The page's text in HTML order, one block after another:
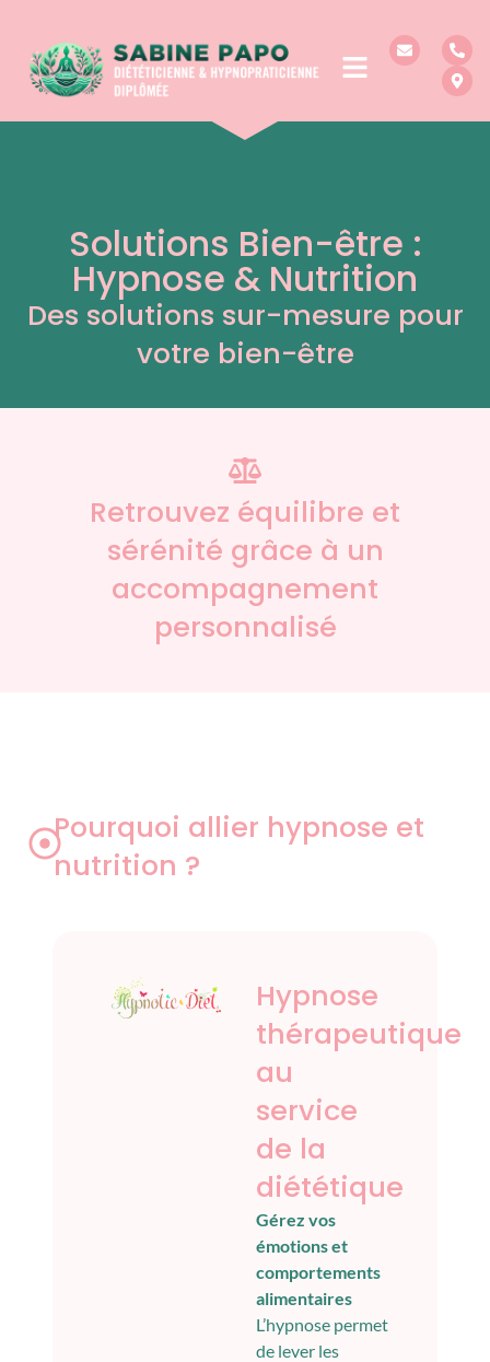
Solutions Bien-être :
Hypnose & Nutrition
Des solutions sur-mesure pour
votre bien-être
Retrouvez équilibre et
sérénité grâce à un
accompagnement
personnalisé
Pourquoi allier hypnose et
nutrition ?
Hypnose
thérapeutique
au
service
de la
diététique
Gérez vos
émotions et
comportements
alimentaires
L’hypnose permet
de lever les